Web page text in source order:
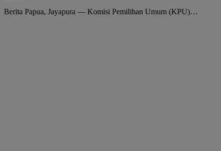
Berita Papua, Jayapura — Komisi Pemilihan Umum (KPU)…